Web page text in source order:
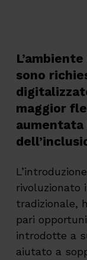
sono
maggior
aumentata
rivoluzionato
tradizionale,
pari
introdotte a
aiutato a